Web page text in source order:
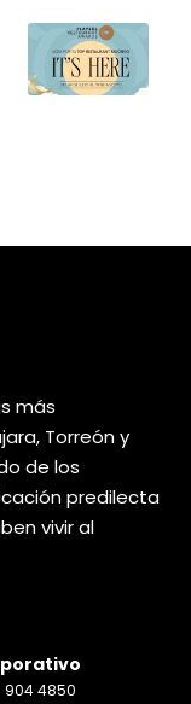
más
Torreón y
de los
predilecta
vivir al
904 4850